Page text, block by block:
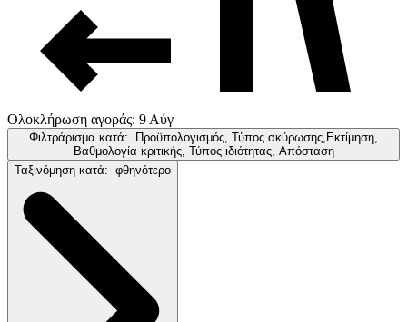
Ολοκλήρωση αγοράς: 9 Αύγ
Φιλτράρισμα κατά:
Προϋπολογισμός, Τύπος ακύρωσης,Εκτίμηση,
Βαθμολογία κριτικής, Τύπος ιδιότητας, Απόσταση
Ταξινόμηση κατά: φθηνότερο